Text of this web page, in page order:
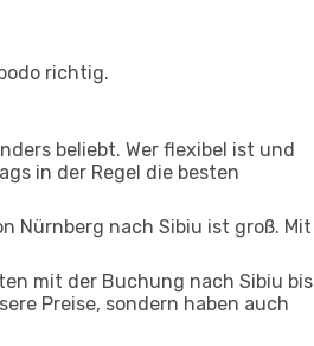
richtig.
beliebt. Wer flexibel ist und
in der Regel die besten
Nürnberg nach Sibiu ist groß. Mit
mit der Buchung nach Sibiu bis
Preise, sondern haben auch